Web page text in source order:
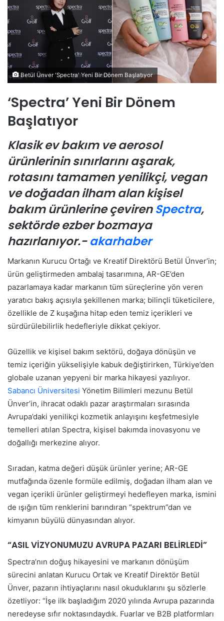
Betül Ünver 'Spectra' Yeni Bir Dönem Başlatıyor
‘Spectra’ Yeni Bir Dönem
Başlatıyor
Klasik ev bakım ve aerosol
ürünlerinin sınırlarını aşarak,
rotasını tamamen yenilikçi, vegan
ve doğadan ilham alan kişisel
bakım ürünlerine çevirenSpectra,
sektörde ezber bozmaya
hazırlanıyor.-akarhaber
Markanın Kurucu Ortağı ve Kreatif Direktörü Betül Ünver’in;
ürün geliştirmeden ambalaj tasarımına, AR-GE’den
pazarlamaya kadar markanın tüm süreçlerine yön veren
yaratıcı bakış açısıyla şekillenen marka; bilinçli tüketicilere,
özellikle de Z kuşağına hitap eden temiz içerikleri ve
sürdürülebilirlik hedefleriyle dikkat çekiyor.
Güzellik ve kişisel bakım sektörü, doğaya dönüşün ve
temiz içeriğin yükselişiyle kabuk değiştirirken, Türkiye’den
globale uzanan yepyeni bir marka hikayesi yazılıyor.
Sabancı Üniversitesi Yönetim Bilimleri mezunu Betül
Ünver’in, ihracat odaklı pazar araştırmaları sırasında
Avrupa’daki yenilikçi kozmetik anlayışını keşfetmesiyle
temelleri atılan Spectra, kişisel bakımda inovasyonu ve
doğallığı merkezine alıyor.
Sıradan, katma değeri düşük ürünler yerine; AR-GE
mutfağında özenle formüle edilmiş, doğadan ilham alan ve
vegan içerikli ürünler geliştirmeyi hedefleyen marka, ismini
de ışığın tüm renklerini barındıran “spektrum”dan ve
kimyanın büyülü dünyasından alıyor.
“ASIL VİZYONUMUZU AVRUPA PAZARI BELİRLEDİ”
Spectra’nın doğuş hikayesini ve markanın dönüşüm
sürecini anlatan Kurucu Ortak ve Kreatif Direktör Betül
Ünver, pazarın ihtiyaçlarını nasıl okuduklarını şu sözlerle
özetliyor: “İşe ilk başladığım 2020 yılında Avrupa pazarında
neredeyse sıfır noktasındaydık. Fuarlar ve B2B platformları